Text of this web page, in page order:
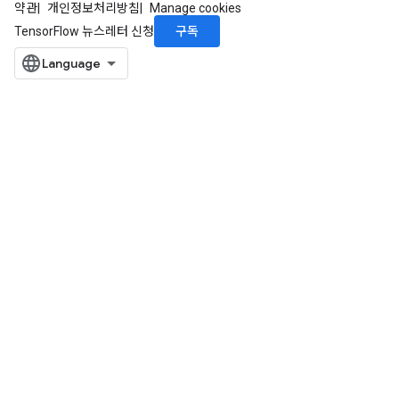
약관 개인정보처리방침
Manage cookies
TensorFlow 뉴스레터 신청
구독